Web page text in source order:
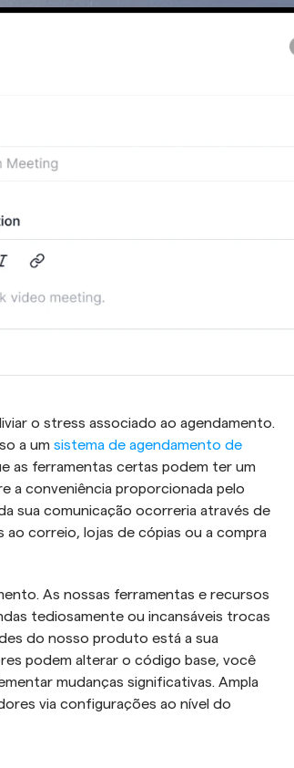
o stress associado ao agendamento.
a um sistema de agendamento de
as ferramentas certas podem ter um
a conveniência proporcionada pelo
sua comunicação ocorreria através de
correio, lojas de cópias ou a compra
As nossas ferramentas e recursos
tediosamente ou incansáveis trocas
do nosso produto está a sua
podem alterar o código base, você
mudanças significativas. Ampla
via configurações ao nível do